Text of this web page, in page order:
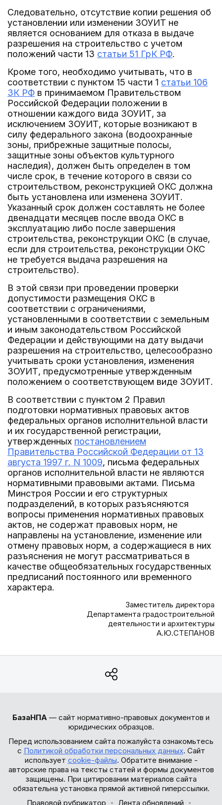
Следовательно, отсутствие копии решения об
установлении или изменении ЗОУИТ не
является основанием для отказа в выдаче
разрешения на строительство с учетом
положений части 13 статьи 51 ГрК РФ.
Кроме того, необходимо учитывать, что в
соответствии с пунктом 15 части 1 статьи 106
ЗК РФ в принимаемом Правительством
Российской Федерации положении в
отношении каждого вида ЗОУИТ, за
исключением ЗОУИТ, которые возникают в
силу федерального закона (водоохранные
зоны, прибрежные защитные полосы,
защитные зоны объектов культурного
наследия), должен быть определен в том
числе срок, в течение которого в связи со
строительством, реконструкцией ОКС должна
быть установлена или изменена ЗОУИТ.
Указанный срок должен составлять не более
двенадцати месяцев после ввода ОКС в
эксплуатацию либо после завершения
строительства, реконструкции ОКС (в случае,
если для строительства, реконструкции ОКС
не требуется выдача разрешения на
строительство).
В этой связи при проведении проверки
допустимости размещения ОКС в
соответствии с ограничениями,
установленными в соответствии с земельным
и иным законодательством Российской
Федерации и действующими на дату выдачи
разрешения на строительство, целесообразно
учитывать сроки установления, изменения
ЗОУИТ, предусмотренные утвержденным
положением о соответствующем виде ЗОУИТ.
В соответствии с пунктом 2 Правил
подготовки нормативных правовых актов
федеральных органов исполнительной власти
и их государственной регистрации,
утвержденных постановлением
Правительства Российской Федерации от 13
августа 1997 г. N 1009, письма федеральных
органов исполнительной власти не являются
нормативными правовыми актами. Письма
Минстроя России и его структурных
подразделений, в которых разъясняются
вопросы применения нормативных правовых
актов, не содержат правовых норм, не
направлены на установление, изменение или
отмену правовых норм, а содержащиеся в них
разъяснения не могут рассматриваться в
качестве общеобязательных государственных
предписаний постоянного или временного
характера.
Заместитель директора
Департамента градостроительной
деятельности и архитектуры
А.Ю.СТЕПАНОВ
БазаНПА — сайт нормативно-правовых документов и
юридических образцов.
Перед использованием сайта пожалуйста ознакомьтесь
с Политикой обработки персональных данных. Сайт
использует cookie-файлы. Обратите внимание -
авторские права на тексты статей и формы документов
защищены. При цитировании материалов сайта
обязательна установка прямой активной гиперссылки.
Правовой рубрикатор
Лента обновлений